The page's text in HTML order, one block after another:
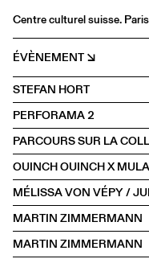
Centre culturel suisse. Paris
Agenda
Librairie
Buvette
Archives
Médiathèque
Éditions
Informations
FR/EN
SCÈNE Cirque
ÉVÈNEMENT
STEFAN HORT
PERFORAMA 2
PARCOURS SUR LA
OUINCH OUINCH X
MÉLISSA VON VÉPY /
MARTIN ZIMMERMANN
MARTIN ZIMMERMANN